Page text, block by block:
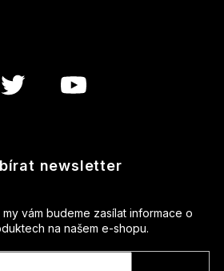
newsletter
vám budeme zasílat informace o
na našem e-shopu.